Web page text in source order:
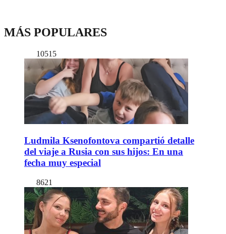
MÁS POPULARES
10515
Ludmila Ksenofontova compartió detalle
del viaje a Rusia con sus hijos: En una
fecha muy especial
8621